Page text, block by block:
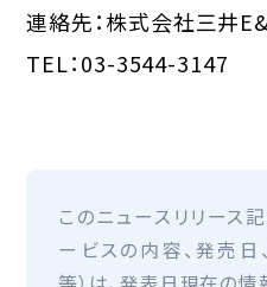
連絡先：株式会社三井
TEL：03-3544-3147
このニュースリリース
ービスの内容、発売日